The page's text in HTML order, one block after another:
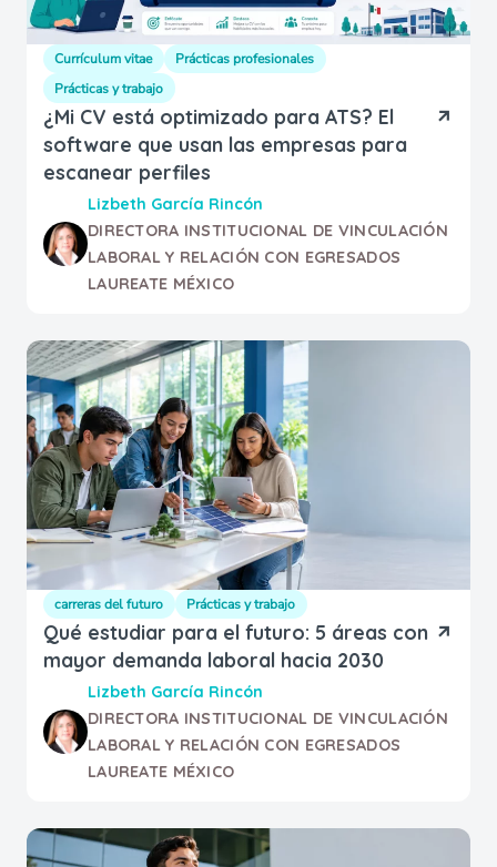
Currículum vitae
Prácticas profesionales
Prácticas y trabajo
¿Mi CV está optimizado para ATS? El
software que usan las empresas para
escanear perfiles
Lizbeth García Rincón
DIRECTORA INSTITUCIONAL DE VINCULACIÓN
LABORAL Y RELACIÓN CON EGRESADOS
LAUREATE MÉXICO
carreras del futuro Prácticas y trabajo
Qué estudiar para el futuro: 5 áreas con
mayor demanda laboral hacia 2030
Lizbeth García Rincón
DIRECTORA INSTITUCIONAL DE VINCULACIÓN
LABORAL Y RELACIÓN CON EGRESADOS
LAUREATE MÉXICO